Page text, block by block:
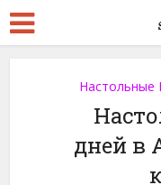
Настольные
дней в